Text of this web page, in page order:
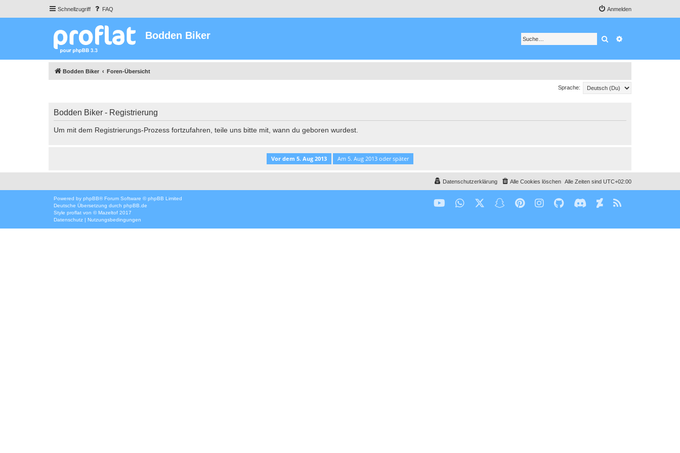
Schnellzugriff FAQ Anmelden
Bodden Biker Suche
Bodden Biker Foren-Übersicht
Sprache:
Bodden Biker - Registrierung
Um mit dem Registrierungs-Prozess fortzufahren, teile uns bitte mit, wann du geboren wurdest.
Alle Zeiten sind UTC+02:00
Alle Cookies löschen
Datenschutzerklärung
Powered by phpBB® Forum Software © phpBB Limited
Deutsche Übersetzung durch phpBB.de
Style proflat von ©Mazeltof 2017
Datenschutz | Nutzungsbedingungen